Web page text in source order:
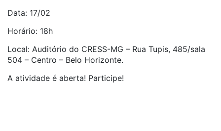
Data: 17/02
Horário: 18h
Local: Auditório do CRESS-MG – Rua Tupis, 485/sala
504 – Centro – Belo Horizonte.
A atividade é aberta! Participe!